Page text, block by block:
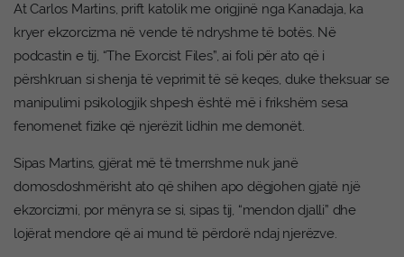
At Carlos Martins, prift katolik me origjinë nga Kanadaja, ka
kryer ekzorcizma në vende të ndryshme të botës. Në
podcastin e tij, “The Exorcist Files”, ai foli për ato që i
përshkruan si shenja të veprimit të së keqes, duke theksuar se
manipulimi psikologjik shpesh është më i frikshëm sesa
fenomenet fizike që njerëzit lidhin me demonët.
Sipas Martins, gjërat më të tmerrshme nuk janë
domosdoshmërisht ato që shihen apo dëgjohen gjatë një
ekzorcizmi, por mënyra se si, sipas tij, “mendon djalli” dhe
lojërat mendore që ai mund të përdorë ndaj njerëzve.